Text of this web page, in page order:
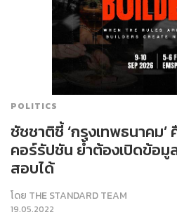
POLITICS
ชัชชาติชี้ ‘กรุงเทพธนาคม
คอร์รัปชัน ย้ำต้องเปิดข้อมู
สอบได้
โดย THE STANDARD TEAM
19.05.2022